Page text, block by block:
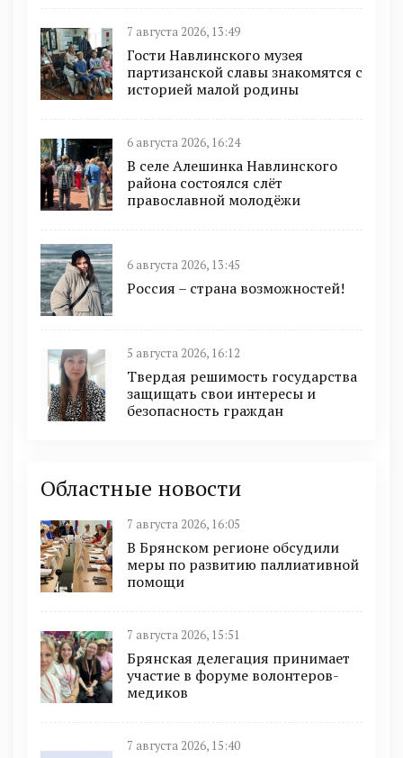
7 августа 2026, 13:49
Гости Навлинского музея
партизанской славы знакомятся с
историей малой родины
6 августа 2026, 16:24
В селе Алешинка Навлинского
района состоялся слёт
православной молодёжи
6 августа 2026, 13:45
Россия – страна возможностей!
5 августа 2026, 16:12
Твердая решимость государства
защищать свои интересы и
безопасность граждан
Областные новости
7 августа 2026, 16:05
В Брянском регионе обсудили
меры по развитию паллиативной
помощи
7 августа 2026, 15:51
Брянская делегация принимает
участие в форуме волонтеров-
медиков
7 августа 2026, 15:40